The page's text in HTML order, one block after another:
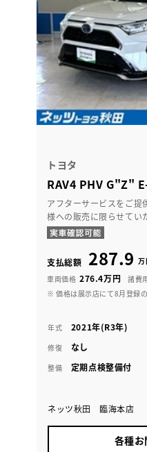
トヨタ
RAV4 PHV G"Z"
アフターサービスをご提
様への販売に限らせてい
支払総額 287.9 万
車両価格 276.4万円 諸費
※ 価格は展示店にて8月登録
年式 2021年(R3年)
修復 なし
整備 定期点検整備付
ネッツ秋田 臨海本店
各種